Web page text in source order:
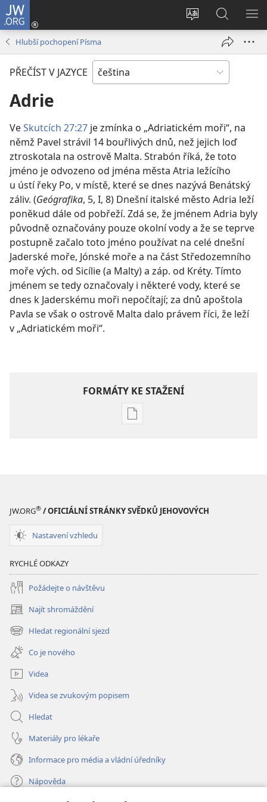
JW.ORG
Změnit
stránek
Přihlásit
se
okno)
Hledat
na
JW.ORG
Hlubší pochopení Písma
PŘEČÍST V JAZYCE
Adrie
VeSkutcích 27:27 je zmínka o „Adriatickém moři“, na
němž Pavel strávil 14 bouřlivých dnů, než jejich loď
ztroskotala na ostrově Malta. Strabón říká, že toto
jméno je odvozeno od jména města Atria ležícího
u ústí řeky Po, v místě, které se dnes nazývá Benátský
záliv. (Geógrafika, 5, I, 8) Dnešní italské město Adria leží
poněkud dále od pobřeží. Zdá se, že jménem Adria byly
původně označovány pouze okolní vody a že se teprve
postupně začalo toto jméno používat na celé dnešní
Jaderské moře, Jónské moře a na část Středozemního
moře vých. od Sicílie (a Malty) a záp. od Kréty. Tímto
jménem se tedy označovaly i některé vody, které se
dnes k Jaderskému moři nepočítají; za dnů apoštola
Pavla se však o ostrově Malta dalo právem říci, že leží
v „Adriatickém moři“.
FORMÁTY KE STAŽENÍ
Formáty
Písma
JW.ORG® / OFICIÁLNÍ STRÁNKY SVĚDKŮ JEHOVOVÝCH
Nastavení vzhledu
RYCHLÉ ODKAZY
Požádejte o návštěvu
Najít shromáždění
(otevřeno
nové
okno)
Hledat regionální sjezd
(otevřeno
nové
okno)
Co je nového
Videa
Videa se zvukovým popisem
Hledat
Materiály pro lékaře
Informace pro média a vládní úředníky
Nápověda